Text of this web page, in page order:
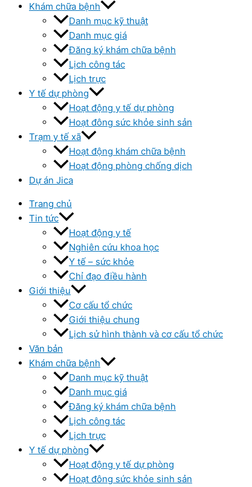
Khám chữa bệnh
Danh mục kỹ thuật
Danh mục giá
Đăng ký khám chữa bệnh
Lịch công tác
Lịch trực
Y tế dự phòng
Hoạt động y tế dự phòng
Hoạt đông sức khỏe sinh sản
Trạm y tế xã
Hoạt động khám chữa bệnh
Hoạt động phòng chống dịch
Dự án Jica
Trang chủ
Tin tức
Hoạt động y tế
Nghiên cứu khoa học
Y tế – sức khỏe
Chỉ đạo điều hành
Giới thiệu
Cơ cấu tổ chức
Giới thiệu chung
Lịch sử hình thành và cơ cấu tổ chức
Văn bản
Khám chữa bệnh
Danh mục kỹ thuật
Danh mục giá
Đăng ký khám chữa bệnh
Lịch công tác
Lịch trực
Y tế dự phòng
Hoạt động y tế dự phòng
Hoạt đông sức khỏe sinh sản